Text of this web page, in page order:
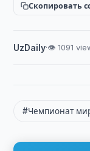
Скопировать
UzDaily·👁 1091
#Чемпионат